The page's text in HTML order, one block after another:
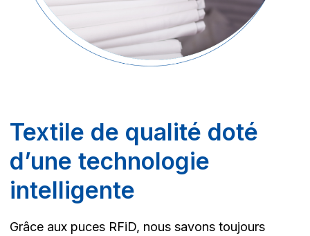
Textile de qualité doté
d’une technologie
intelligente
Grâce aux puces RFiD, nous savons toujours